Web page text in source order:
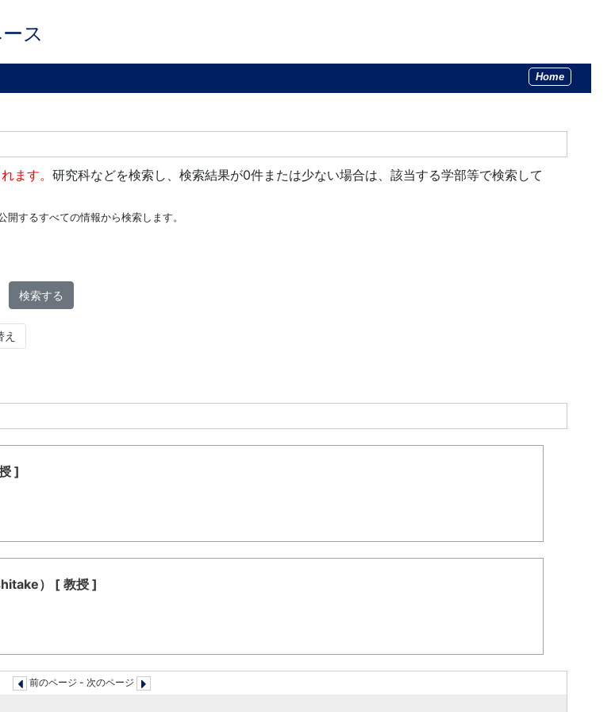
ス
Home
ます。 研究科などを検索し、検索結果が0件または少ない場合は、該当する学部等で検索して
するすべての情報から検索します。
検索する
え
]
） [ 教授 ]
前のページ - 次のページ